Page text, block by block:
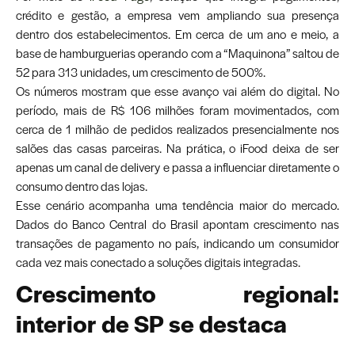
crédito e gestão, a empresa vem ampliando sua presença
dentro dos estabelecimentos. Em cerca de um ano e meio, a
base de hamburguerias operando com a “Maquinona” saltou de
52 para 313 unidades, um crescimento de 500%.
Os números mostram que esse avanço vai além do digital. No
período, mais de R$ 106 milhões foram movimentados, com
cerca de 1 milhão de pedidos realizados presencialmente nos
salões das casas parceiras. Na prática, o iFood deixa de ser
apenas um canal de delivery e passa a influenciar diretamente o
consumo dentro das lojas.
Esse cenário acompanha uma tendência maior do mercado.
Dados do Banco Central do Brasil apontam crescimento nas
transações de pagamento no país, indicando um consumidor
cada vez mais conectado a soluções digitais integradas.
Crescimento regional:
interior de SP se destaca